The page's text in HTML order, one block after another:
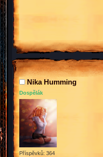
Nika Humming
Dospělák
Příspěvků: 364